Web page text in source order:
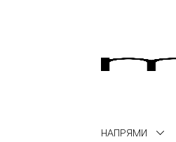
НАПРЯМИ